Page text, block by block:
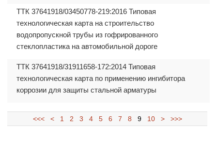
ТТК 37641918/03450778-219:2016 Типовая
технологическая карта на строительство
водопропускной трубы из гофрированного
стеклопластика на автомобильной дороге
ТТК 37641918/31911658-172:2014 Типовая
технологическая карта по применению ингибитора
коррозии для защиты стальной арматуры
<<< < 1 2 3 4 5 6 7 8 9 10 > >>>